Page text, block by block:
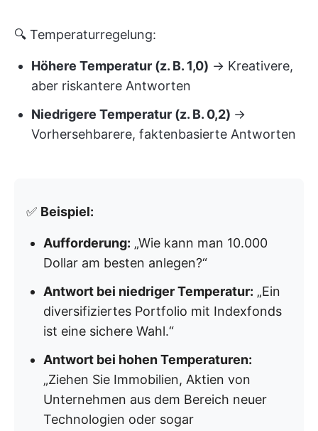
🔍 Temperaturregelung:
Höhere Temperatur (z. B. 1,0) → Kreativere,
aber riskantere Antworten
Niedrigere Temperatur (z. B. 0,2) →
Vorhersehbarere, faktenbasierte Antworten
✅ Beispiel:
Aufforderung: „Wie kann man 10.000
Dollar am besten anlegen?“
Antwort bei niedriger Temperatur: „Ein
diversifiziertes Portfolio mit Indexfonds
ist eine sichere Wahl.“
Antwort bei hohen Temperaturen:
„Ziehen Sie Immobilien, Aktien von
Unternehmen aus dem Bereich neuer
Technologien oder sogar